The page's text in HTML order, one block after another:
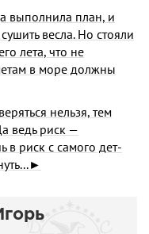
выполнила план, и
весла. Но стояли
лета, что не
в море долж­ны
нельзя, тем
ведь риск —
в риск с самого дет­